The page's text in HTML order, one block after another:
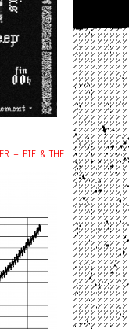
+ PIF & THE